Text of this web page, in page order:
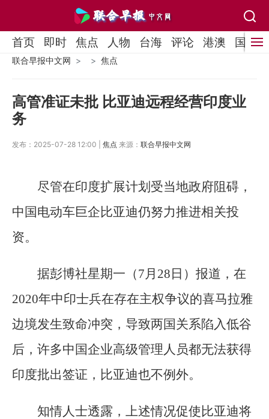
首页 即时 焦点 人物 台海 评论 港澳 国际
联合早报中文网 焦点
高管准证未批 比亚迪远程经营印度业
务
发布：2025-07-28 12:00 | 焦点 来源： 联合早报中文网
尽管在印度扩展计划受当地政府阻碍，
中国电动车巨企比亚迪仍努力推进相关投
资。
据彭博社星期一（7月28日）报道，在
2020年中印士兵在存在主权争议的喜马拉雅
边境发生致命冲突，导致两国关系陷入低谷
后，许多中国企业高级管理人员都无法获得
印度批出签证，比亚迪也不例外。
知情人士透露，上述情况促使比亚迪将